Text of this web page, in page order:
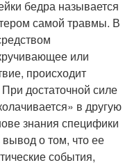
бедра называется
самой травмы. В
или
происходит
достаточной силе
в другую
знания специфики
о том, что ее
события,